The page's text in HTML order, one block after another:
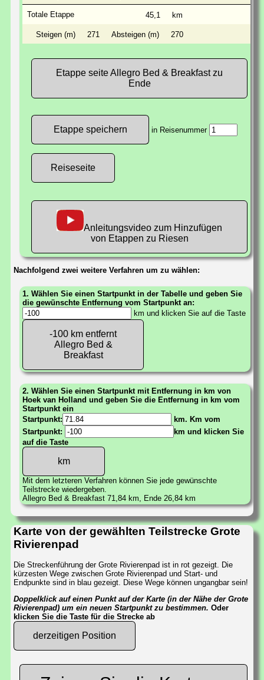
Totale Etappe 45,1 km
Steigen (m) 271 Absteigen (m) 270
Etappe seite Allegro Bed & Breakfast zu
Ende
in Reisenummer
Reiseseite
Anleitungsvideo zum Hinzufügen
von Etappen zu Riesen
Nachfolgend zwei weitere Verfahren um zu wählen:
1. Wählen Sie einen Startpunkt in der Tabelle und geben Sie
die gewünschte Entfernung vom Startpunkt an:
km und klicken Sie auf die Taste
-100 km entfernt
Allegro Bed &
Breakfast
2. Wählen Sie einen Startpunkt mit Entfernung in km von
Hoek van Holland und geben Sie die Entfernung in km vom
Startpunkt ein
Startpunkt:
km. Km vom
Startpunkt:
km und klicken Sie
auf die Taste
Mit dem letzteren Verfahren können Sie jede gewünschte
Teilstrecke wiedergeben.
Allegro Bed & Breakfast 71,84 km, Ende 26,84 km
Karte von der gewählten Teilstrecke Grote
Rivierenpad
Die Streckenführung der Grote Rivierenpad ist in rot gezeigt. Die
kürzesten Wege zwischen Grote Rivierenpad und Start- und
Endpunkte sind in blau gezeigt. Diese Wege können ungangbar sein!
Doppelklick auf einen Punkt auf der Karte (in der Nähe der Grote
Rivierenpad) um ein neuen Startpunkt zu bestimmen. Oder
klicken Sie die Taste für die Strecke ab
derzeitigen Position